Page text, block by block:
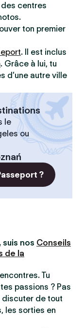
centres
ton premier
. Il est inclus
. Grâce à lui, tu
d’une autre ville
le
ou
?
nos Conseils
de la
Tu
passions ? Pas
discuter de tout
les sorties en